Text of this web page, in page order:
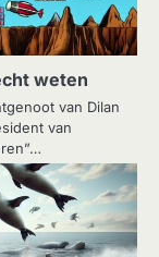
weten
van Dilan
van